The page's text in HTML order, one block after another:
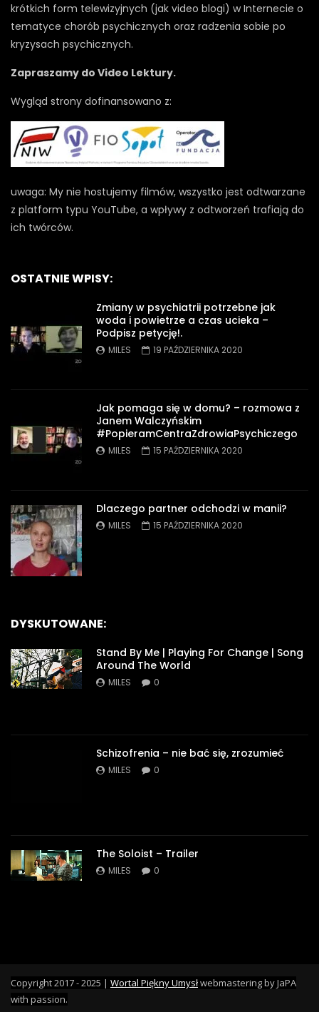
krótkich form telewizyjnych (jak video blogi) w Internecie o
tematyce chorób psychicznych oraz radzenia sobie po
kryzysach psychicznych.
Zapraszamy do Video Lektury.
Wygląd strony dofinansowano z:
uwaga: My nie hostujemy filmów, wszystko jest odtwarzane
z platform typu YouTube, a wpływy z odtworzeń trafiają do
ich twórców.
OSTATNIE WPISY:
Zmiany w psychiatrii potrzebne jak
woda i powietrze a czas ucieka –
Podpisz petycję!.
MILES 19 PAŹDZIERNIKA 2020
Jak pomaga się w domu? – rozmowa z
Janem Walczyńskim
#PopieramCentraZdrowiaPsychiczego
MILES 15 PAŹDZIERNIKA 2020
Dlaczego partner odchodzi w manii?
MILES 15 PAŹDZIERNIKA 2020
DYSKUTOWANE:
Stand By Me | Playing For Change | Song
Around The World
MILES 0
Schizofrenia – nie bać się, zrozumieć
MILES 0
The Soloist – Trailer
MILES 0
Copyright 2017 - 2025 | Wortal Piękny Umysłwebmastering by JaPA
with passion.